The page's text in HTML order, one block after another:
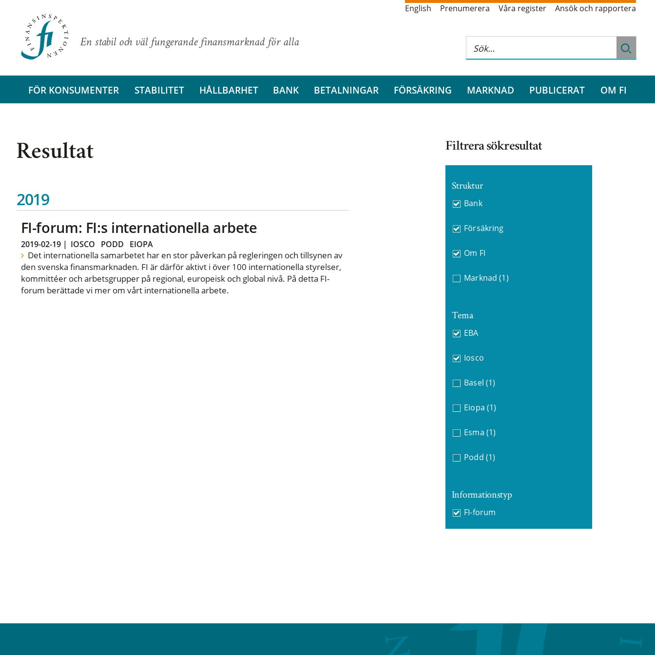
En stabil och väl fungerande finansmarknad för alla
English Prenumerera Våra register Ansök och rapportera
FÖR KONSUMENTER STABILITET HÅLLBARHET BANK BETALNINGAR FÖRSÄKRING MARKNAD PUBLICERAT OM FI
Resultat
2019
FI-forum: FI:s internationella arbete
2019-02-19| IOSCO PODD EIOPA
Det internationella samarbetet har en stor påverkan på regleringen och tillsynen av
den svenska finansmarknaden. FI är därför aktivt i över 100 internationella styrelser,
kommittéer och arbetsgrupper på regional, europeisk och global nivå. På detta FI-
forum berättade vi mer om vårt internationella arbete.
Filtrera sökresultat
Struktur
Bank
Försäkring
Om FI
Marknad (1)
Tema
EBA
Iosco
Basel (1)
Eiopa (1)
Esma (1)
Podd (1)
Informationstyp
FI-forum